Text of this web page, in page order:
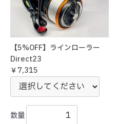
【5%OFF】ラインローラー
Direct23
￥7,315
数量